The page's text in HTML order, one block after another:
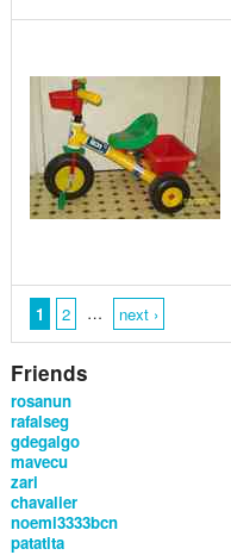
1 2 … next ›
Friends
rosanun
rafalseg
gdegalgo
mavecu
zari
chavalier
noemi3333bcn
patatita